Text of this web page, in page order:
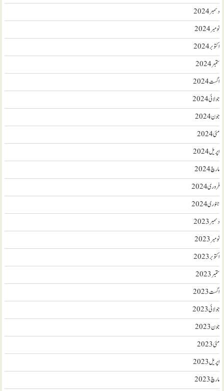
دسمبر 2024
نومبر 2024
اکتوبر 2024
ستمبر 2024
اگست 2024
جولائی 2024
جون 2024
مئی 2024
اپریل 2024
مارچ 2024
فروری 2024
جنوری 2024
دسمبر 2023
نومبر 2023
اکتوبر 2023
ستمبر 2023
اگست 2023
جولائی 2023
جون 2023
مئی 2023
اپریل 2023
مارچ 2023